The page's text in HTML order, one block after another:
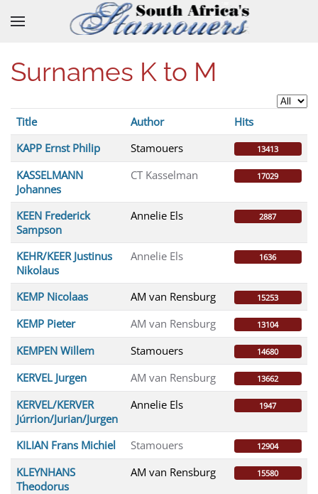
Skip to main content
Surnames K to M
Display
Articles
Title Author
Hits
KAPP Ernst Philip
Stamouers 13413
KASSELMANN
Johannes
CT Kasselman 17029
KEEN Frederick
Sampson
Annelie Els 2887
KEHR/KEER Justinus
Nikolaus
Annelie Els 1636
KEMP Nicolaas AM van Rensburg 15253
KEMP Pieter AM van Rensburg 13104
KEMPEN Willem Stamouers 14680
KERVEL Jurgen AM van Rensburg 13662
KERVEL/KERVER
Júrrion/Jurian/Jurgen
Annelie Els 1947
KILIAN Frans Michiel Stamouers 12904
KLEYNHANS
Theodorus
AM van Rensburg 15580